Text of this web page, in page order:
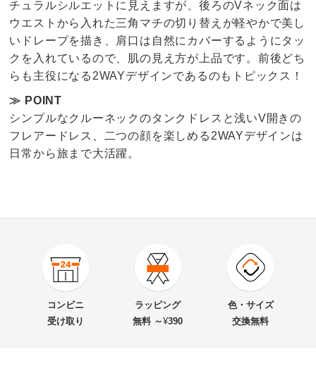
チュラルシルエットに見えますが、後ろのVネック面は
ウエストから入れた三角マチの切り替えが軽やかで美し
いドレープを描き、肩口は自然にカバーするようにタッ
クを入れているので、肌の見え方が上品です。前後どち
らも主役になる2WAYデザインであるのもトピックス！
≫ POINT
シンプルなクルーネックのタンクドレスと浅いV開きの
フレアードレス、二つの顔を楽しめる2WAYデザインは
日常から旅まで大活躍。
商品番号 900-1607-01
★★★★★
★★★★★
★★
★★★
コンビニ
受け取り
ラッピング
無料 ～¥390
色・サイズ
交換無料